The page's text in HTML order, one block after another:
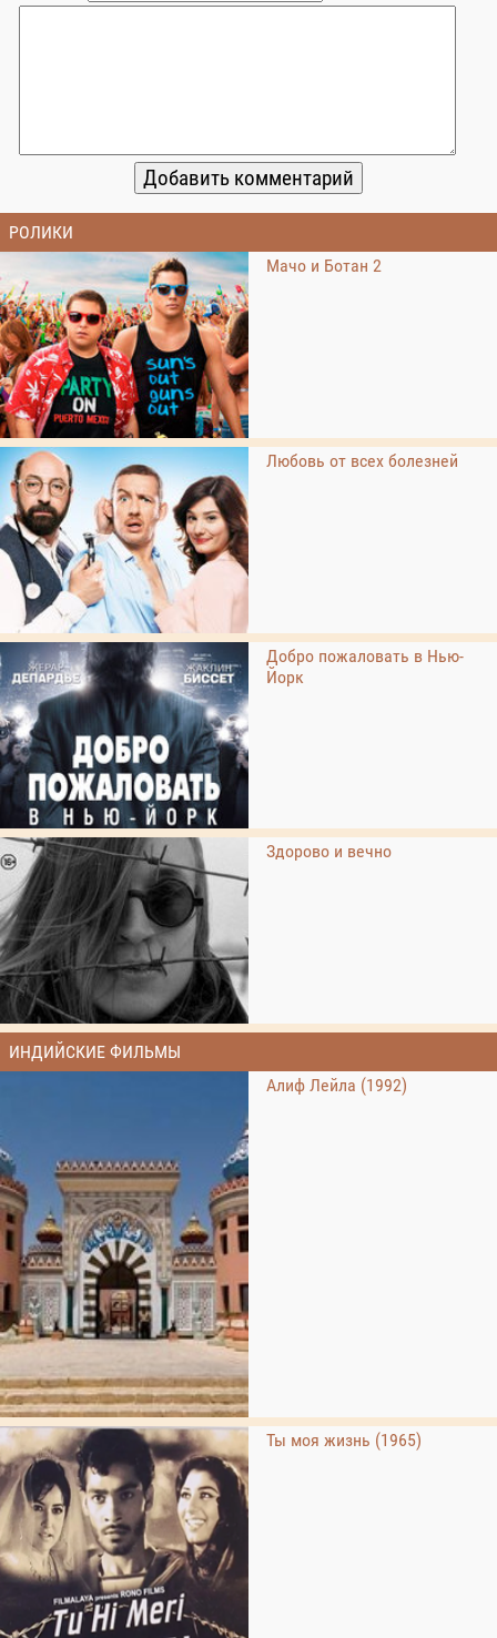
РОЛИКИ
Мачо и Ботан 2
Любовь от всех болезней
Добро пожаловать в Нью-
Йорк
Здорово и вечно
ИНДИЙСКИЕ ФИЛЬМЫ
Алиф Лейла (1992)
Ты моя жизнь (1965)